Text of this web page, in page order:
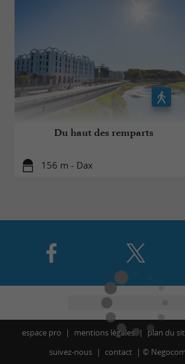
Du haut des remparts
156 m - Dax
espace pro mentions légales plan du
suivez-nous
contact ©